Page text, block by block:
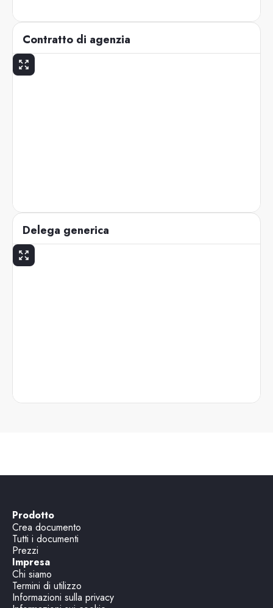
Contratto di agenzia
Delega generica
Prodotto
Crea documento
Tutti i documenti
Prezzi
Impresa
Chi siamo
Termini di utilizzo
Informazioni sulla privacy